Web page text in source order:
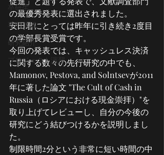
卒研生
専門演習
研究紹介
プロジェクト演習
の最優秀発表に選出されました。
安田君にとっては昨年に引き続き2度目
の学部長賞受賞です。
今回の発表では、キャッシュレス決済
に関する数々の先行研究の中でも、
Mamonov, Pestova, and Solntsevが2011
年に著した論文 "The Cult of Cash in
Russia（ロシアにおける現金崇拝）"を
取り上げてレビューし、自分の今後の
研究にどう結びつけるかを説明しまし
た。
制限時間2分という非常に短い時間の中